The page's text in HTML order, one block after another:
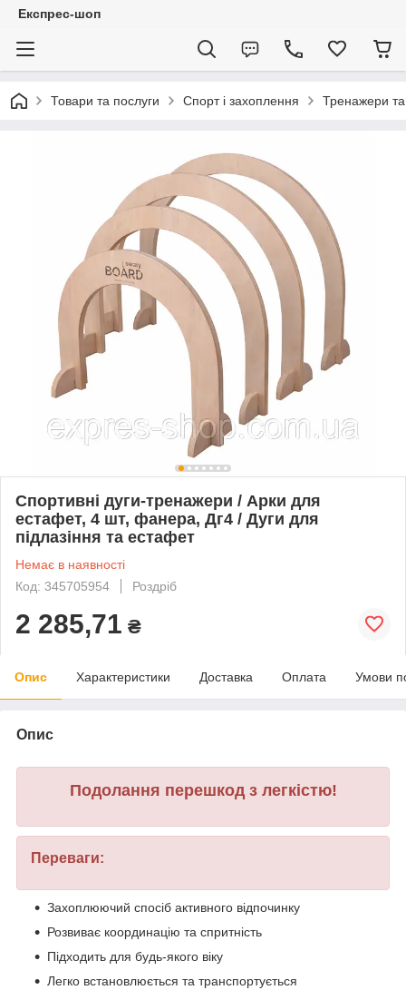
Експрес-шоп
Товари та послуги Спорт і захоплення Тренажери
Спортивні дуги-тренажери / Арки для
естафет, 4 шт, фанера, Дг4 / Дуги для
підлазіння та естафет
Немає в наявності
Код: 345705954
Роздріб
2 285,71 ₴
Опис Характеристики Доставка Оплата Умови
Опис
Подолання перешкод з легкістю!
Переваги:
Захоплюючий спосіб активного відпочинку
Розвиває координацію та спритність
Підходить для будь-якого віку
Легко встановлюється та транспортується